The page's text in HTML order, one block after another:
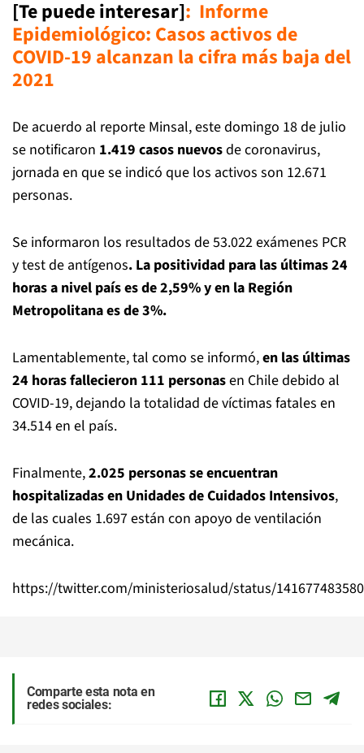
[Te puede interesar]: Informe
Epidemiológico: Casos activos de
COVID-19 alcanzan la cifra más baja del
2021
De acuerdo al reporte Minsal, este domingo 18 de julio
se notificaron 1.419 casos nuevosde coronavirus,
jornada en que se indicó que los activos son 12.671
personas.
Se informaron los resultados de 53.022 exámenes PCR
y test de antígenos. La positividad para las últimas 24
horas a nivel país es de 2,59% y en la Región
Metropolitana es de 3%.
Lamentablemente, tal como se informó,en las últimas
24 horas fallecieron 111 personasen Chile debido al
COVID-19, dejando la totalidad de víctimas fatales en
34.514 en el país.
Finalmente,2.025 personas se encuentran
hospitalizadas en Unidades de Cuidados Intensivos,
de las cuales 1.697 están con apoyo de ventilación
mecánica.
https://twitter.com/ministeriosalud/status/
Comparte esta nota en
redes sociales: